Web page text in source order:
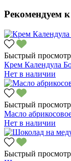
Рекомендуем
Быстрый просмотр
Крем Календула
Нет в наличии
Быстрый просмотр
Масло
Нет в наличии
Быстрый просмотр